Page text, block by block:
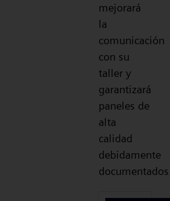
mejorará
la
comunicación
con su
taller y
garantizará
paneles de
alta
calidad
debidamente